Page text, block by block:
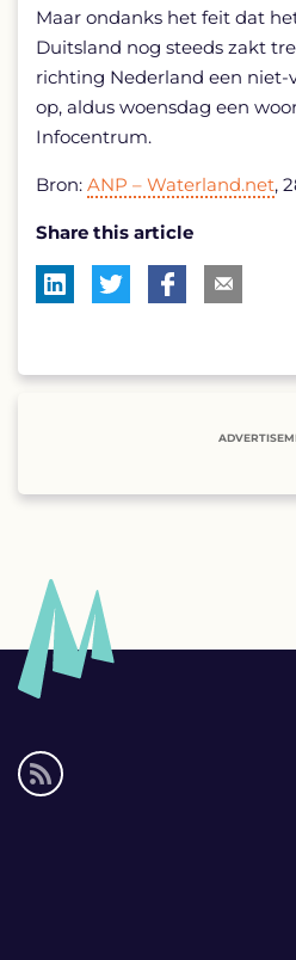
Maar ondanks het feit dat
Duitsland nog steeds zakt
richting Nederland een niet-
op, aldus woensdag een
Infocentrum.
Bron: ANP – Waterland.net,
Share this article
Social
media